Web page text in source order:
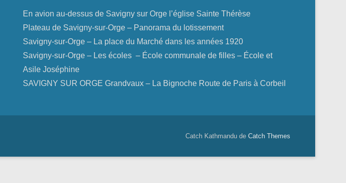
En avion au-dessus de Savigny sur Orge l’église Sainte Thérèse
Plateau de Savigny-sur-Orge – Panorama du lotissement
Savigny-sur-Orge – La place du Marché dans les années 1920
Savigny-sur-Orge – Les écoles – École communale de filles – École et
Asile Joséphine
SAVIGNY SUR ORGE Grandvaux – La Bignoche Route de Paris à Corbeil
Catch Kathmandu de Catch Themes